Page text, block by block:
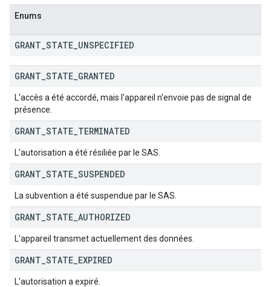
Enums
GRANT STATE UNSPECIFIED
GRANT STATE GRANTED
L'accès a été accordé, mais l'appareil n'envoie pas de signal de
présence.
GRANT STATE TERMINATED
L'autorisation a été résiliée par le SAS.
GRANT STATE SUSPENDED
La subvention a été suspendue par le SAS.
GRANT STATE AUTHORIZED
L'appareil transmet actuellement des données.
GRANT STATE EXPIRED
L'autorisation a expiré.